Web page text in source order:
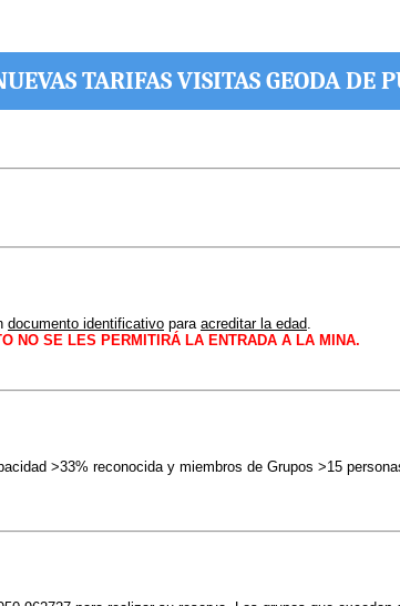
TARIFAS VISITAS GEODA DE
documento identificativo para acreditar la edad.
NO SE LES PERMITIRÁ LA ENTRADA A LA MINA.
>33% reconocida y miembros de Grupos >15